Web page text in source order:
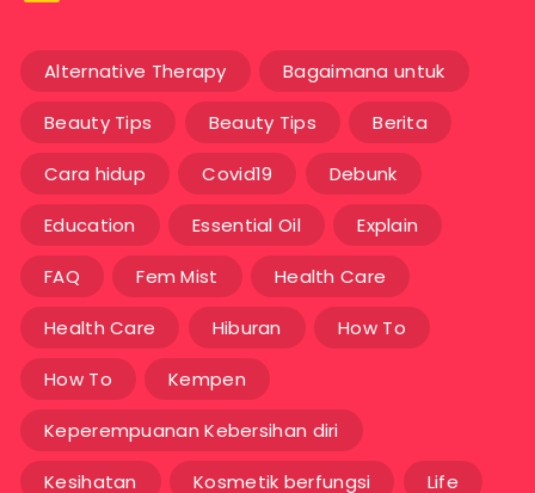
Alternative Therapy Bagaimana untuk
Beauty Tips Beauty Tips Berita
Cara hidup Covid19 Debunk
Education Essential Oil Explain
FAQ Fem Mist Health Care
Health Care Hiburan How To
How To Kempen
Keperempuanan Kebersihan diri
Kesihatan Kosmetik berfungsi Life